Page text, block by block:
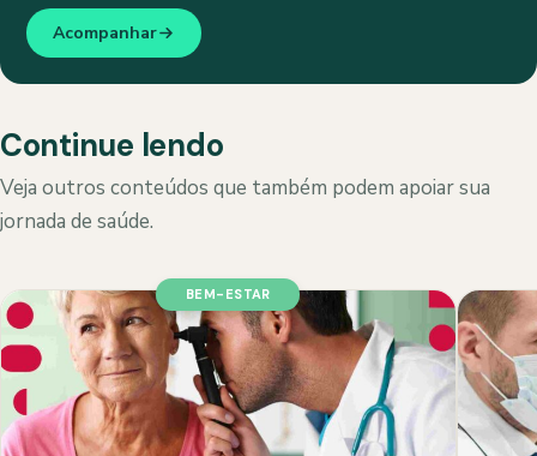
Acompanhar
Continue lendo
Veja outros conteúdos que também podem apoiar sua
jornada de saúde.
BEM-ESTAR